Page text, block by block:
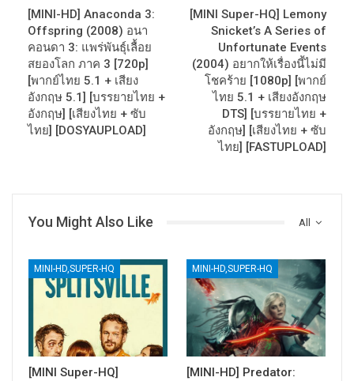
[MINI-HD] Anaconda 3:
Offspring (2008) อนา
คอนดา 3: แพร่พันธุ์เลื้อย
สยองโลก ภาค 3 [720p]
[พากย์ไทย 5.1 + เสียง
อังกฤษ 5.1] [บรรยายไทย +
อังกฤษ] [เสียงไทย + ซับ
ไทย] [DOSYAUPLOAD]
[MINI Super-HQ] Lemony
Snicket’s A Series of
Unfortunate Events
(2004) อยากให้เรื่องนี้ไม่มี
โชคร้าย [1080p] [พากย์
ไทย 5.1 + เสียงอังกฤษ
DTS] [บรรยายไทย +
อังกฤษ] [เสียงไทย + ซับ
ไทย] [FASTUPLOAD]
All
You Might Also Like
MINI-HD,SUPER-HQ
[MINI Super-HQ]
MINI-HD,SUPER-HQ
[MINI-HD] Predator: